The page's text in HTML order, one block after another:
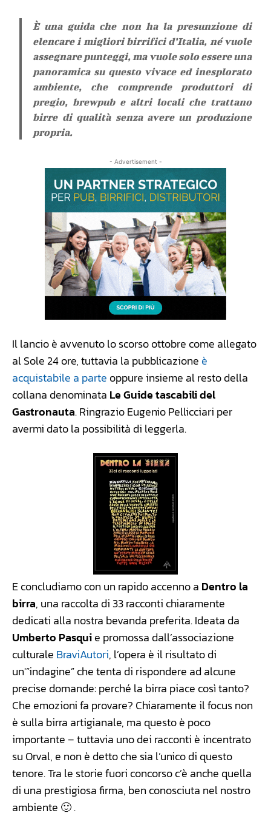
È una guida che non ha la presunzione di
elencare i migliori birrifici d’Italia, né vuole
assegnare punteggi, ma vuole solo essere una
panoramica su questo vivace ed inesplorato
ambiente, che comprende produttori di
pregio, brewpub e altri locali che trattano
birre di qualità senza avere un produzione
propria.
- Advertisement -
Il lancio è avvenuto lo scorso ottobre come allegato
al Sole 24 ore, tuttavia la pubblicazione è
acquistabile a parte oppure insieme al resto della
collana denominata Le Guide tascabili del
Gastronauta. Ringrazio Eugenio Pellicciari per
avermi dato la possibilità di leggerla.
E concludiamo con un rapido accenno a Dentro la
birra, una raccolta di 33 racconti chiaramente
dedicati alla nostra bevanda preferita. Ideata da
Umberto Pasquie promossa dall’associazione
culturale BraviAutori, l’opera è il risultato di
un'”indagine” che tenta di rispondere ad alcune
precise domande: perché la birra piace così tanto?
Che emozioni fa provare? Chiaramente il focus non
è sulla birra artigianale, ma questo è poco
importante – tuttavia uno dei racconti è incentrato
su Orval, e non è detto che sia l’unico di questo
tenore. Tra le storie fuori concorso c’è anche quella
di una prestigiosa firma, ben conosciuta nel nostro
ambiente 🙂 .